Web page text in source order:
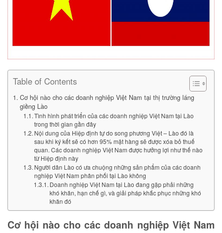
Table of Contents
Cơ hội nào cho các doanh nghiệp Việt Nam tại thị trường láng
giềng Lào
Tình hình phát triển của các doanh nghiệp Việt Nam tại Lào
trong thời gian gần đây
Nội dung của Hiệp định tự do song phương Việt – Lào đó là
sau khi ký kết sẽ có hơn 95% mặt hàng sẽ được xóa bỏ thuế
quan. Các doanh nghiệp Việt Nam được hưởng lợi như thế nào
từ Hiệp định này
Người dân Lào có ưa chuộng những sản phẩm của các doanh
nghiệp Việt Nam phân phối tại Lào không
Doanh nghiệp Việt Nam tại Lào đang gặp phải những
khó khăn, hạn chế gì, và giải pháp khắc phục những khó
khăn đó
Cơ hội nào cho các doanh nghiệp Việt Nam